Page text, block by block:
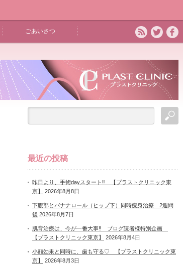
ごあいさつ
最近の投稿
昨日より、手術dayスタート‼ 【プラストクリニック東
京】
2026年8月8日
下腹部とバナナロール（ヒップ下）同時痩身治療 2週間
後 2026年8月7日
肌育治療は、今が一番大事‼ ブログ読者様特別企画
【プラストクリニック東京】
2026年8月4日
小顔効果と同時に、歯も守る♡ 【プラストクリニック東
京】
2026年8月3日